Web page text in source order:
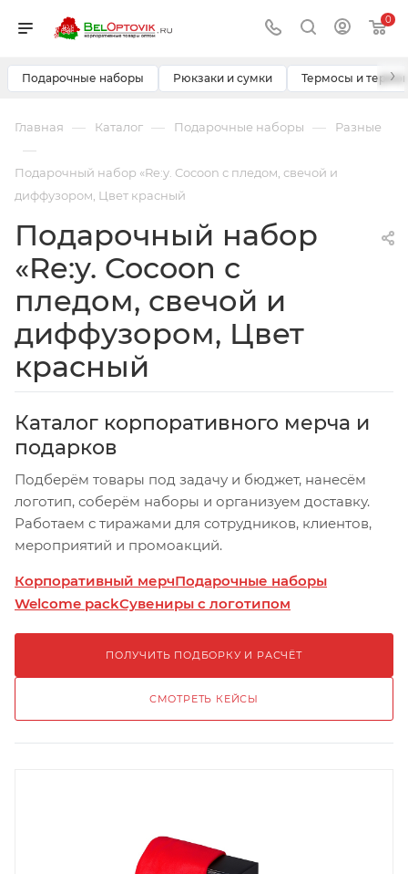
0
Подарочные наборы Рюкзаки и сумки Термосы и ›
Главная — Каталог — Подарочные наборы — Разные
—
Подарочный набор «Re:y. Cocoon с пледом, свечой и
диффузором, Цвет красный
Подарочный набор
«Re:y. Cocoon с
пледом, свечой и
диффузором, Цвет
красный
Каталог корпоративного мерча и
подарков
Подберём товары под задачу и бюджет, нанесём
логотип, соберём наборы и организуем доставку.
Работаем с тиражами для сотрудников, клиентов,
мероприятий и промоакций.
Корпоративный мерчПодарочные наборы
Welcome packСувениры с логотипом
ПОЛУЧИТЬ ПОДБОРКУ И РАСЧЁТ
СМОТРЕТЬ КЕЙСЫ